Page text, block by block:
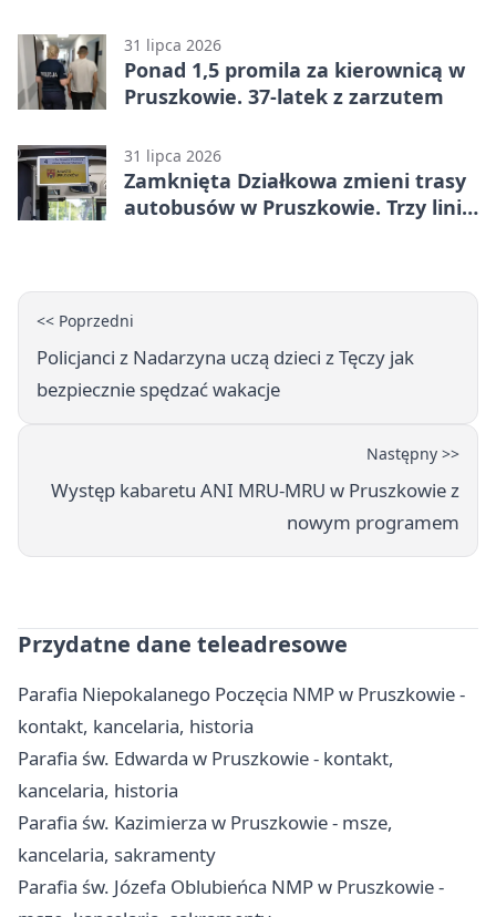
minucie
31 lipca 2026
Ponad 1,5 promila za kierownicą w
Pruszkowie. 37-latek z zarzutem
31 lipca 2026
Zamknięta Działkowa zmieni trasy
autobusów w Pruszkowie. Trzy linie
<< Poprzedni
Policjanci z Nadarzyna uczą dzieci z Tęczy jak
bezpiecznie spędzać wakacje
Następny >>
Występ kabaretu ANI MRU-MRU w Pruszkowie z
nowym programem
Przydatne dane teleadresowe
Parafia Niepokalanego Poczęcia NMP w Pruszkowie -
kontakt, kancelaria, historia
Parafia św. Edwarda w Pruszkowie - kontakt,
kancelaria, historia
Parafia św. Kazimierza w Pruszkowie - msze,
kancelaria, sakramenty
Parafia św. Józefa Oblubieńca NMP w Pruszkowie -